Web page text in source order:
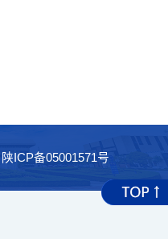
ICP备05001571号